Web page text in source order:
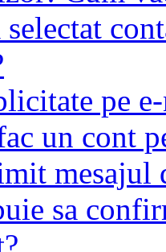
pe
un cont
mesajul
sa